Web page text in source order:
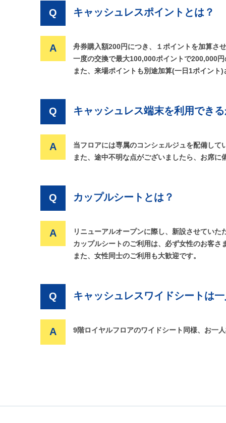
Q キャッシュレスポイントとは？
A
舟券購入額200円につき、１ポイントを加算さ
一度の交換で最大100,000ポイントで200,000
また、来場ポイントも別途加算(一日1ポイント)
Q キャッシュレス端末を利用でき
A
当フロアには専属のコンシェルジュを配備し
また、途中不明な点がございましたら、お席
Q カップルシートとは？
A
リニューアルオープンに際し、新設させてい
カップルシートのご利用は、必ず女性のお客さ
また、女性同士のご利用も大歓迎です。
Q キャッシュレスワイドシートは
A 9階ロイヤルフロアのワイドシート同様、お一